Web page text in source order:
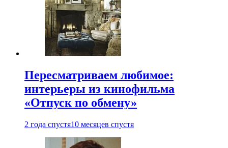
Пересматриваем любимое:
интерьеры из кинофильма
«Отпуск по обмену»
2 года спустя10 месяцев спустя